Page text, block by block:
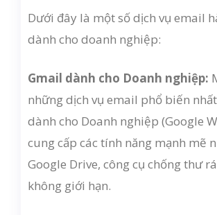
Dưới đây là một số dịch vụ email
dành cho doanh nghiệp:
Gmail dành cho Doanh nghiệp:
những dịch vụ email phổ biến
dành cho Doanh nghiệp (Google
cung cấp các tính năng mạnh mẽ
Google Drive, công cụ chống thư
không giới hạn.